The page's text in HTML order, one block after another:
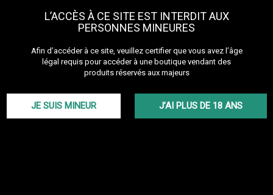
L’ACCÈS À CE SITE EST INTERDIT AUX
PERSONNES MINEURES
Afin d’accéder à ce site, veuillez certifier que vous avez l’âge
légal requis pour accéder à une boutique vendant des
produits réservés aux majeurs
JE SUIS MINEUR J’AI PLUS DE 18 ANS
Rupture de stock
99,00 €
En stock • Livraison 24h
149,00 €